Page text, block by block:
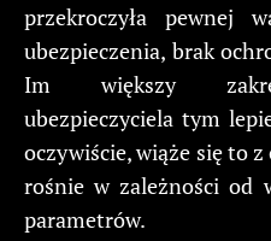
przekroczyła pewnej
ubezpieczenia, brak
Im większy
ubezpieczyciela tym
oczywiście, wiąże się to
rośnie w zależności od
parametrów.